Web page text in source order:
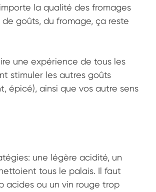
la qualité des fromages
goûts, du fromage, ça reste
une expérience de tous les
stimuler les autres goûts
épicé), ainsi que vos autre sens
une légère acidité, un
tous le palais. Il faut
acides ou un vin rouge trop